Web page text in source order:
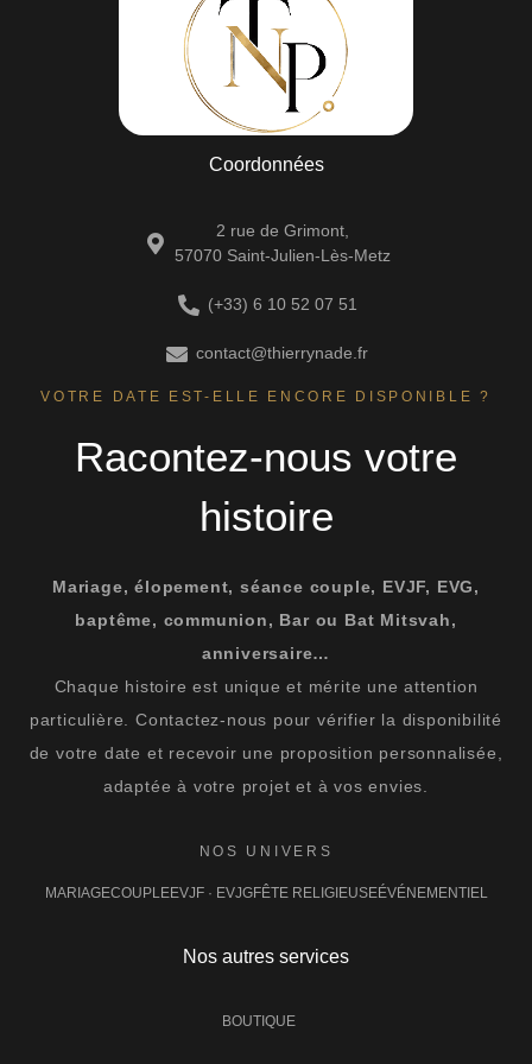
Coordonnées
2 rue de Grimont,
57070 Saint-Julien-Lès-Metz
(+33) 6 10 52 07 51
contact@thierrynade.fr
VOTRE DATE EST-ELLE ENCORE DISPONIBLE ?
Racontez-nous votre
histoire
Mariage, élopement, séance couple, EVJF, EVG,
baptême, communion, Bar ou Bat Mitsvah,
anniversaire…
Chaque histoire est unique et mérite une attention
particulière. Contactez-nous pour vérifier la disponibilité
de votre date et recevoir une proposition personnalisée,
adaptée à votre projet et à vos envies.
NOS UNIVERS
MARIAGECOUPLEEVJF · EVJGFÊTE RELIGIEUSEÉVÉNEMENTIEL
Nos autres services
BOUTIQUE